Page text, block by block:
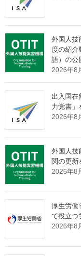
「外国人雇
（令
～外国人労
厚生労働省はこのほ
外国人雇用状況の届出
労働者の雇用の安定及
き、外国人労働者の雇
すべての事業主に、外
格、在留期間等を確認
出ることを義務付けて
届出の対象は、事業
者、在留資格「外交」
主から提出のあった届
状況を集計したものです
外国人技
度の紹介
語）の公
2026年8
出入国在
力覚書」
2026年8
外国人技
関の更新
2026年8
厚生労働
て役立つ
2026年8